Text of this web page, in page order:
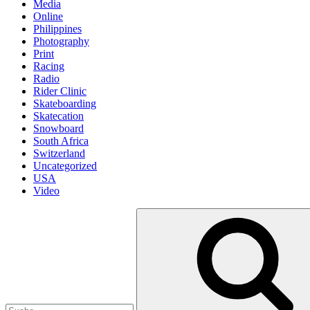
Media
Online
Philippines
Photography
Print
Racing
Radio
Rider Clinic
Skateboarding
Skatecation
Snowboard
South Africa
Switzerland
Uncategorized
USA
Video